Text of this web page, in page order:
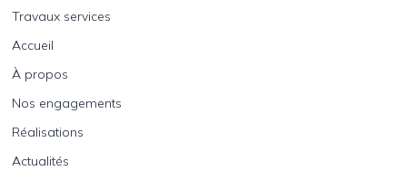
Travaux services
Accueil
À propos
Nos engagements
Réalisations
Actualités